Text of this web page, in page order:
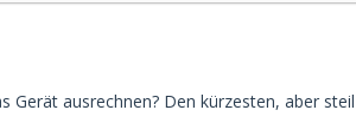
ausrechnen? Den kürzesten, aber